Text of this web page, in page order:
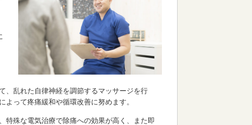
、乱れた自律神経を調節するマッサージを行
よって疼痛緩和や循環改善に努めます。
特殊な電気治療で除痛への効果が高く、また即